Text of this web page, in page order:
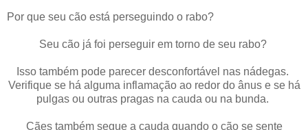
Por que seu cão está perseguindo o rabo?
Seu cão já foi perseguir em torno de seu rabo?
Isso também pode parecer desconfortável nas nádegas.
Verifique se há alguma inflamação ao redor do ânus e se há
pulgas ou outras pragas na cauda ou na bunda.
Cães também segue a cauda quando o cão se sente